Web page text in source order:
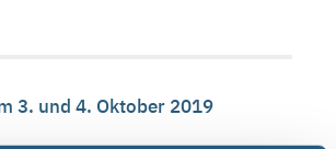
3. und 4. Oktober 2019